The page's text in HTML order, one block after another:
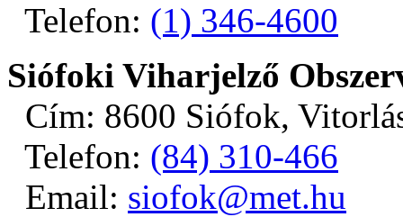
Telefon: (1) 346-4600
Siófoki Viharjelző
Cím: 8600 Siófok,
Telefon: (84) 310-466
Email: siofok@met.hu